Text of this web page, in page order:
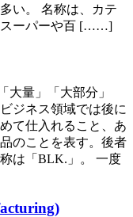
い。 名称は、カテ
スーパーや百 [……]
大量」「大部分」
ジネス領域では後に
て仕入れること、あ
のことを表す。後者
は「BLK.」。 一度